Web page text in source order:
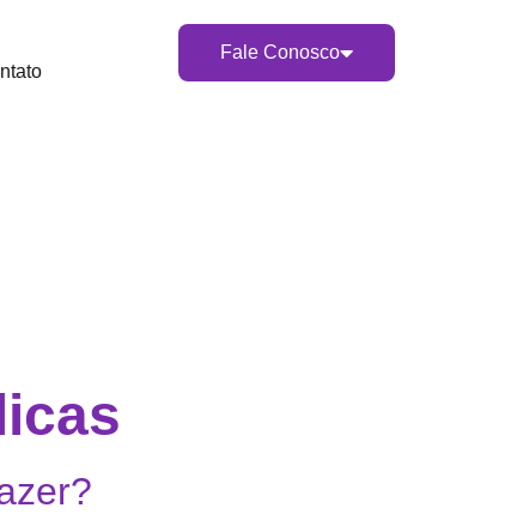
Fale Conosco